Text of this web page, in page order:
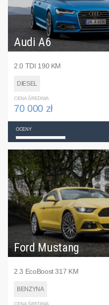
Audi A6
2.0 TDI 190 KM
DIESEL
CENA ŚREDNIA
70 000 zł
OCENY
Ford Mustang
2.3 EcoBoost 317 KM
BENZYNA
CENA ŚREDNIA